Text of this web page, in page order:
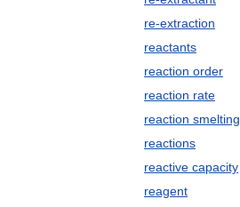
re-extraction
reactants
reaction order
reaction rate
reaction smelting
reactions
reactive capacity
reagent